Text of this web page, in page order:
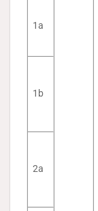
1a
1b
2a